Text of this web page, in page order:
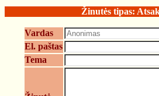
Žinutės tipas:
Vardas
El. paštas
Tema